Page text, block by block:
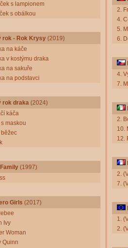
s lampionem
s obálkou
rok - Rok Krysy (2019)
na káče
v kostýmu draka
na sakuře
na podstavci
rok draka (2024)
káča
maskou
běžec
(1997)
Girls (2017)
Ivy
Woman
Quinn
2.
4.
5.
6.
4.
7.
2.
10.
12.
2.
7.
1.
2.